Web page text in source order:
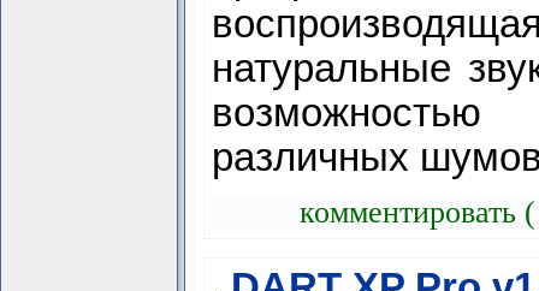
натуральные
различных
комментировать